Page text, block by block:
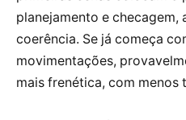
planejamento e checagem,
coerência. Se já começa
movimentações,
mais frenética, com menos